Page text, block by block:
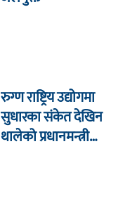
रुग्ण राष्ट्रिय उद्योगमा
सुधारका संकेत देखिन
थालेको प्रधानमन्त्री